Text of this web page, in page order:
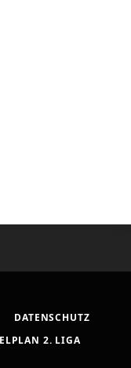
DATENSCHUTZ
2. LIGA